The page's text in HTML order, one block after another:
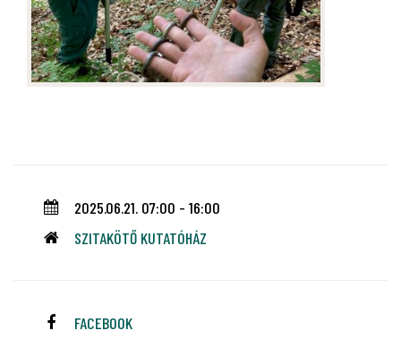
2025.06.21. 07:00 - 16:00
SZITAKÖTŐ KUTATÓHÁZ
FACEBOOK